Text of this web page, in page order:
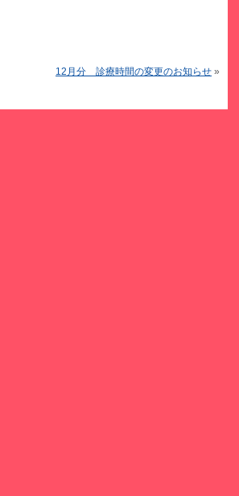
12月分 診療時間の変更のお知らせ »